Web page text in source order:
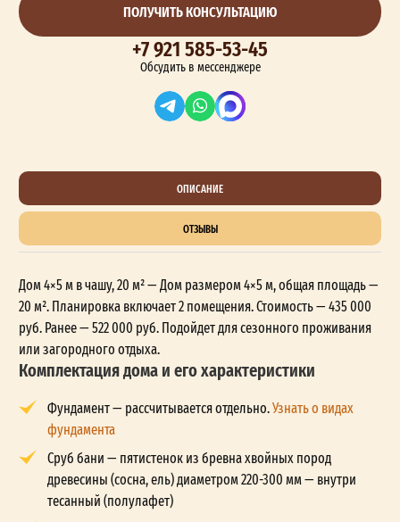
ПОЛУЧИТЬ КОНСУЛЬТАЦИЮ
+7 921 585-53-45
Обсудить в мессенджере
ОПИСАНИЕ
ОТЗЫВЫ
Дом 4×5 м в чашу, 20 м² — Дом размером 4×5 м, общая площадь —
20 м². Планировка включает 2 помещения. Стоимость — 435 000
руб. Ранее — 522 000 руб. Подойдет для сезонного проживания
или загородного отдыха.
Комплектация дома и его характеристики
Фундамент — рассчитывается отдельно.Узнать о видах
фундамента
Сруб бани — пятистенок из бревна хвойных пород
древесины (сосна, ель) диаметром 220-300 мм — внутри
тесанный (полулафет)